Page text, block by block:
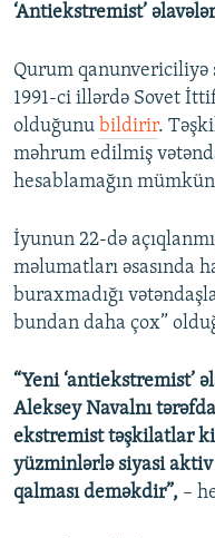
‘Antiekstremist’ əlavələr
Qurum qanunvericiliyə
1991-ci illərdə Sovet
olduğunu bildirir.
məhrum edilmiş
hesablamağın
İyunun 22-də
məlumatları əsasında
buraxmadığı
bundan daha çox”
“Yeni ‘antiekstremist’
Aleksey Navalnı
ekstremist təşkilatlar
yüzminlərlə siyasi aktiv
qalması deməkdir”, –